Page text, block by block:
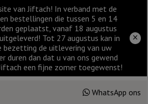
van Jiftach! In verband met de
bestellingen die tussen 5 en 14
geplaatst, vanaf 18 augustus
Tot 27 augustus kan in
bezetting de uitlevering van uw
duren dan dat u van ons gewend
een fijne zomer toegewenst!
WhatsApp ons